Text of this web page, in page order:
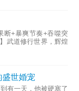
一些不得不说的故
断+暴爽节奏+吞噬突
武道修行世界，辉煌
皇权覆灭，神帝被囚
太子叶风重生归来，
世婚宠
有一天，他被硬塞了